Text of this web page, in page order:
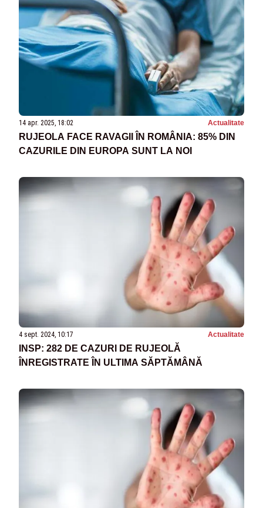
14 apr. 2025, 18:02 Actualitate
RUJEOLA FACE RAVAGII ÎN ROMÂNIA: 85% DIN
CAZURILE DIN EUROPA SUNT LA NOI
4 sept. 2024, 10:17 Actualitate
INSP: 282 DE CAZURI DE RUJEOLĂ
ÎNREGISTRATE ÎN ULTIMA SĂPTĂMÂNĂ